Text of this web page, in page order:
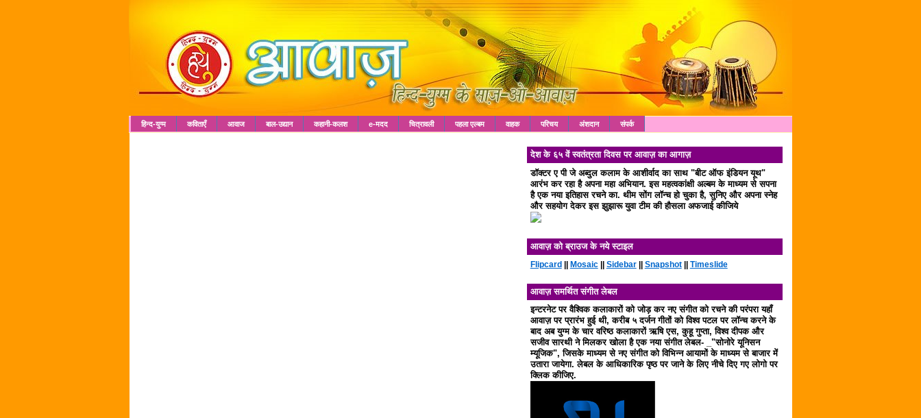
हिन्द-युग्म कविताएँ आवाज बाल-उद्यान कहानी-कलश e-मदद चित्रावली पहला एल्बम वाहक परिचय अंशदान संपर्क
देश के ६५ वें स्वतंत्रता दिवस पर आवाज़ का आगाज़
डॉक्टर ए पी जे अब्दुल कलाम के आशीर्वाद का साथ "बीट ऑफ इंडियन यूथ"
आरंभ कर रहा है अपना महा अभियान. इस महत्वकांक्षी अल्बम के माध्यम से सपना
है एक नया इतिहास रचने का. थीम सोंग लॉन्च हो चुका है, सुनिए और अपना स्नेह
और सहयोग देकर इस झुझारू युवा टीम की हौसला अफजाई कीजिये
आवाज़ को ब्राउज के नये स्टाइल
Flipcard Mosaic|| Sidebar|| Snapshot|| Timeslide
आवाज़ समर्थित संगीत लेबल
इन्टरनेट पर वैश्विक कलाकारों को जोड़ कर नए संगीत को रचने की परंपरा यहाँ
आवाज़ पर प्रारंभ हुई थी, करीब ५ दर्जन गीतों को विश्व पटल पर लॉन्च करने के
बाद अब युग्म के चार वरिष्ठ कलाकारों ऋषि एस, कुहू गुप्ता, विश्व दीपक और
सजीव सारथी ने मिलकर खोला है एक नया संगीत लेबल- _"सोनोरे यूनिसन
म्यूजिक", जिसके माध्यम से नए संगीत को विभिन्न आयामों के माध्यम से बाजार में
उतारा जायेगा. लेबल के आधिकारिक पृष्ठ पर जाने के लिए नीचे दिए गए लोगो पर
क्लिक कीजिए.